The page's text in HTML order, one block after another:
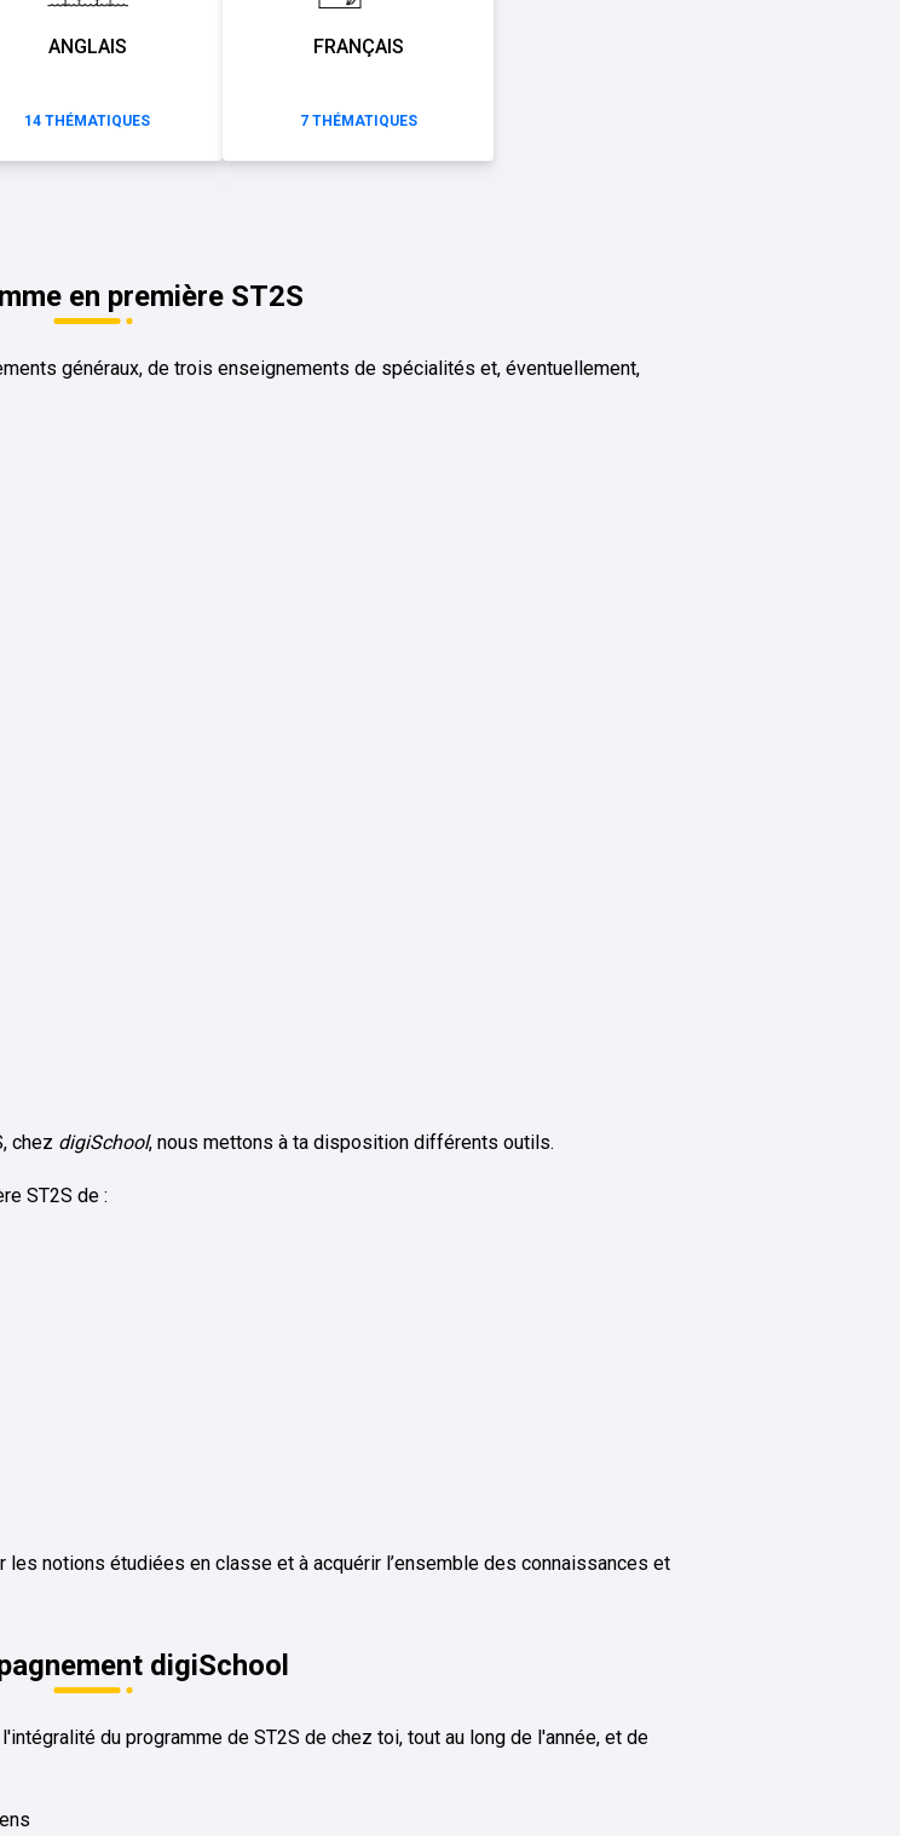
ANGLAIS
14 THÉMATIQUES
FRANÇAIS
7THÉMATIQUES
en première ST2S
généraux, de trois enseignements de spécialités et, éventuellement,
chez digiSchool, nous mettons à ta disposition différents outils.
ST2S de :
les notions étudiées en classe et à acquérir l’ensemble des connaissances et
digiSchool
du programme de ST2S de chez toi, tout au long de l'année, et de